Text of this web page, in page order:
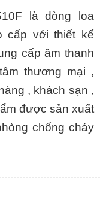
là dòng loa
cấp với thiết kế
cấp âm thanh
thương mại ,
, khách sạn ,
được sản xuất
chống cháy